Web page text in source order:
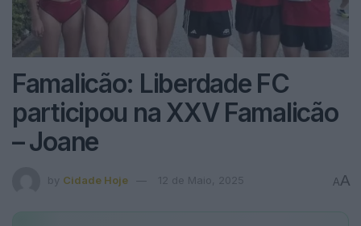
Famalicão: Liberdade FC
participou na XXV Famalicão
– Joane
by Cidade Hoje 12 de Maio, 2025 AA